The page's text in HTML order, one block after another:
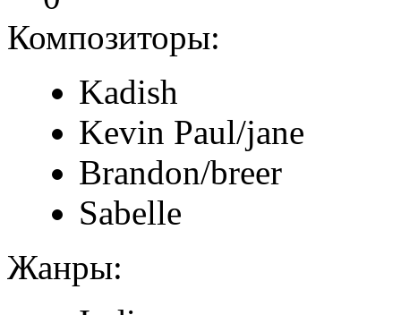
Композиторы:
Kadish
Kevin Paul/jane
Brandon/breer
Sabelle
Жанры: